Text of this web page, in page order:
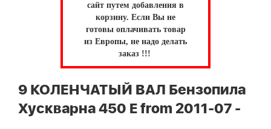
сайт путем добавления в
корзину. Если Вы не
готовы оплачивать товар
из Европы, не надо делать
заказ !!!
9 КОЛЕНЧАТЫЙ ВАЛ Бензопила
Хускварна 450 E from 2011-07 -